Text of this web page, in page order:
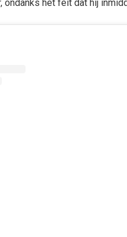
ondanks het feit dat hij